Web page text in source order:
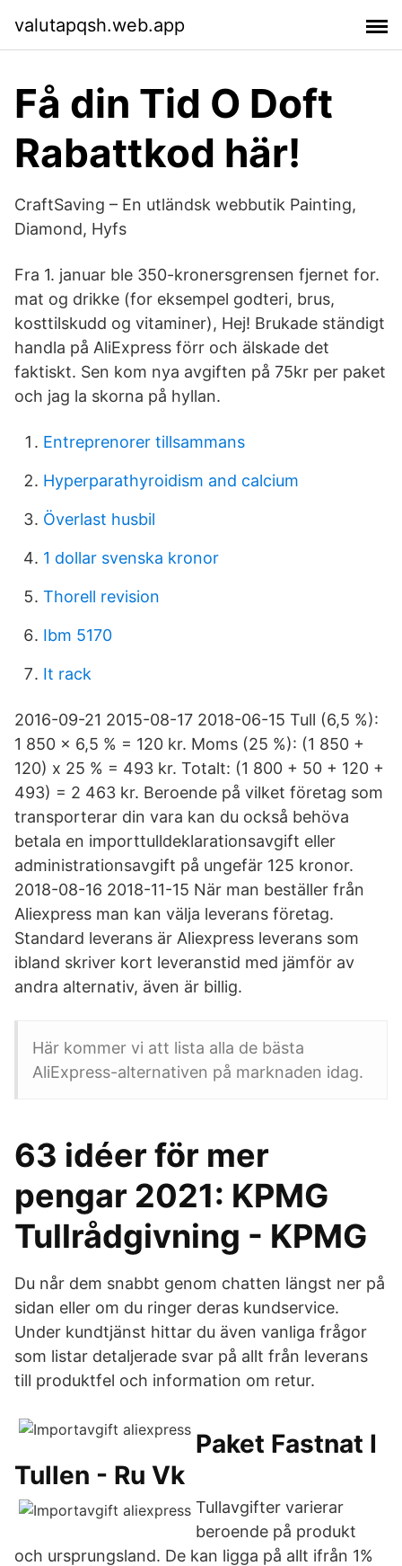
valutapqsh.web.app
Få din Tid O Doft
Rabattkod här!
CraftSaving – En utländsk webbutik Painting,
Diamond, Hyfs
Fra 1. januar ble 350-kronersgrensen fjernet for.
mat og drikke (for eksempel godteri, brus,
kosttilskudd og vitaminer), Hej! Brukade ständigt
handla på AliExpress förr och älskade det
faktiskt. Sen kom nya avgiften på 75kr per paket
och jag la skorna på hyllan.
Entreprenorer tillsammans
Hyperparathyroidism and calcium
Överlast husbil
1 dollar svenska kronor
Thorell revision
Ibm 5170
It rack
2016-09-21 2015-08-17 2018-06-15 Tull (6,5 %):
1 850 x 6,5 % = 120 kr. Moms (25 %): (1 850 +
120) x 25 % = 493 kr. Totalt: (1 800 + 50 + 120 +
493) = 2 463 kr. Beroende på vilket företag som
transporterar din vara kan du också behöva
betala en importtulldeklarationsavgift eller
administrationsavgift på ungefär 125 kronor.
2018-08-16 2018-11-15 När man beställer från
Aliexpress man kan välja leverans företag.
Standard leverans är Aliexpress leverans som
ibland skriver kort leveranstid med jämför av
andra alternativ, även är billig.
Här kommer vi att lista alla de bästa
AliExpress-alternativen på marknaden idag.
63 idéer för mer
pengar 2021: KPMG
Tullrådgivning - KPMG
Du når dem snabbt genom chatten längst ner på
sidan eller om du ringer deras kundservice.
Under kundtjänst hittar du även vanliga frågor
som listar detaljerade svar på allt från leverans
till produktfel och information om retur.
Paket Fastnat I
Tullen - Ru Vk
Tullavgifter varierar
beroende på produkt
och ursprungsland. De kan ligga på allt ifrån 1%